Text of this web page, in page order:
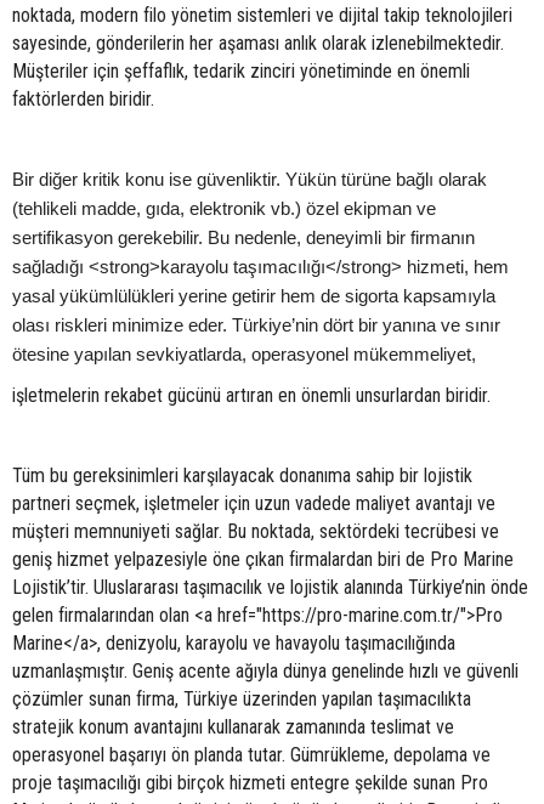
noktada, modern filo yönetim sistemleri ve dijital takip teknolojileri
sayesinde, gönderilerin her aşaması anlık olarak izlenebilmektedir.
Müşteriler için şeffaflık, tedarik zinciri yönetiminde en önemli
faktörlerden biridir.
Bir diğer kritik konu ise güvenliktir. Yükün türüne bağlı olarak
(tehlikeli madde, gıda, elektronik vb.) özel ekipman ve
sertifikasyon gerekebilir. Bu nedenle, deneyimli bir firmanın
sağladığı <strong>karayolu taşımacılığı</strong> hizmeti, hem
yasal yükümlülükleri yerine getirir hem de sigorta kapsamıyla
olası riskleri minimize eder. Türkiye’nin dört bir yanına ve sınır
ötesine yapılan sevkiyatlarda, operasyonel mükemmeliyet,
işletmelerin rekabet gücünü artıran en önemli unsurlardan biridir.
Tüm bu gereksinimleri karşılayacak donanıma sahip bir lojistik
partneri seçmek, işletmeler için uzun vadede maliyet avantajı ve
müşteri memnuniyeti sağlar. Bu noktada, sektördeki tecrübesi ve
geniş hizmet yelpazesiyle öne çıkan firmalardan biri de Pro Marine
Lojistik’tir. Uluslararası taşımacılık ve lojistik alanında Türkiye’nin önde
gelen firmalarından olan <a href="https://pro-marine.com.tr/">Pro
Marine</a>, denizyolu, karayolu ve havayolu taşımacılığında
uzmanlaşmıştır. Geniş acente ağıyla dünya genelinde hızlı ve güvenli
çözümler sunan firma, Türkiye üzerinden yapılan taşımacılıkta
stratejik konum avantajını kullanarak zamanında teslimat ve
operasyonel başarıyı ön planda tutar. Gümrükleme, depolama ve
proje taşımacılığı gibi birçok hizmeti entegre şekilde sunan Pro